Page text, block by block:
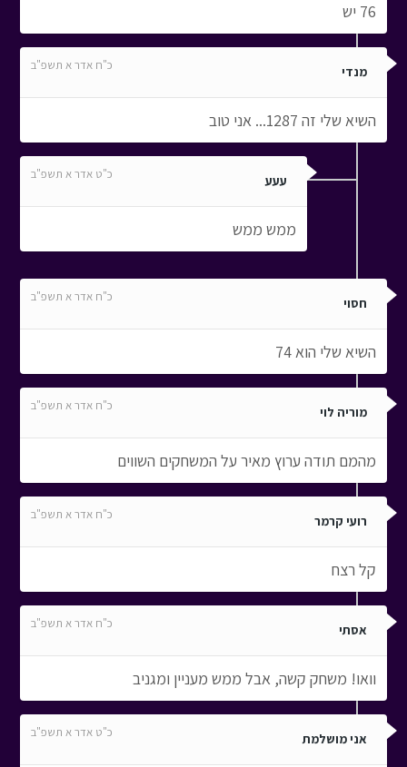
76 יש
מנדי כ"ח אדר א תשפ"ב
השיא שלי זה 1287... אני טוב
עעע כ"ט אדר א תשפ"ב
ממש ממש
חסוי כ"ח אדר א תשפ"ב
השיא שלי הוא 74
מוריה לוי כ"ח אדר א תשפ"ב
מהמם תודה ערוץ מאיר על המשחקים השווים
רועי קרמר כ"ח אדר א תשפ"ב
קל רצח
אסתי כ"ח אדר א תשפ"ב
וואו! משחק קשה, אבל ממש מעניין ומגניב
אני מושלמת כ"ט אדר א תשפ"ב